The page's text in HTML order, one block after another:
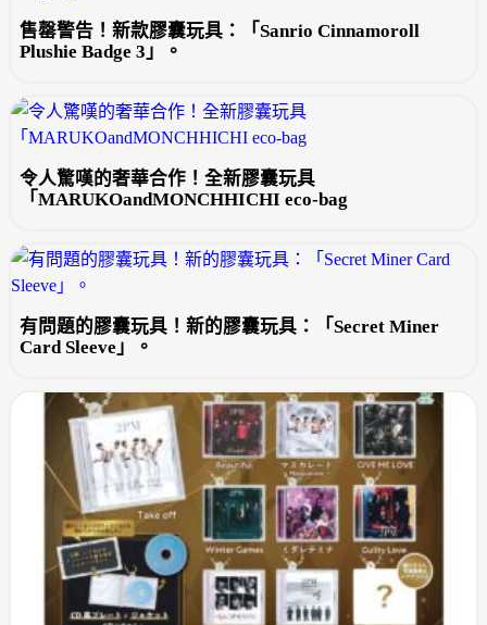
售罄警告！新款膠囊玩具：「Sanrio Cinnamoroll
Plushie Badge 3」。
令人驚嘆的奢華合作！全新膠囊玩具
「MARUKOandMONCHHICHI eco-bag
有問題的膠囊玩具！新的膠囊玩具：「Secret Miner
Card Sleeve」。